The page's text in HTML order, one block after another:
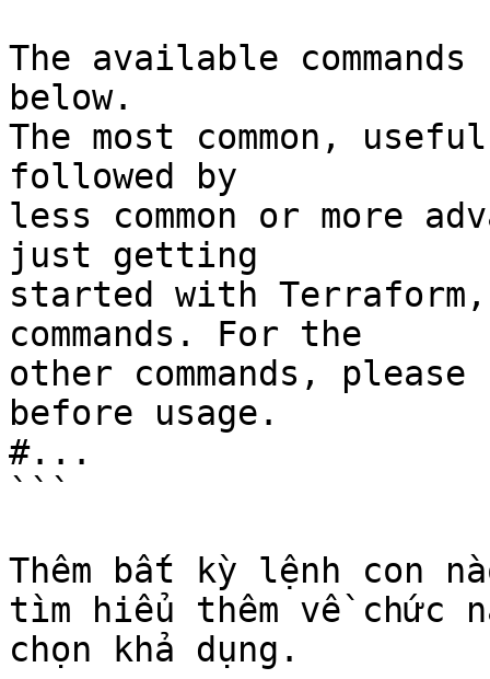
The available
below.
The most common,
followed by
less common or more
just getting
started with
commands. For the
other commands,
before usage.
#...
```
Thêm bất kỳ lệnh con nào
tìm hiểu thêm về chức
chọn khả dụng.